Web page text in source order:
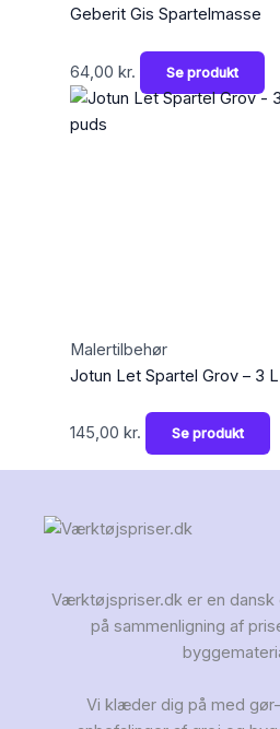
Geberit Gis Spartelmasse
64,00 kr. Se produkt
Malertilbehør
Jotun Let Spartel Grov – 3
145,00 kr. Se produkt
Værktøjspriser.dk er en
på sammenligning af
Vi klæder dig på med